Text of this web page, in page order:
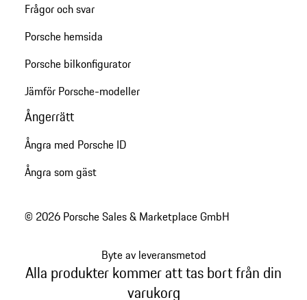
Frågor och svar
Porsche hemsida
Porsche bilkonfigurator
Jämför Porsche-modeller
Ångerrätt
Ångra med Porsche ID
Ångra som gäst
© 2026 Porsche Sales & Marketplace GmbH
Byte av leveransmetod
Alla produkter kommer att tas bort från din
varukorg